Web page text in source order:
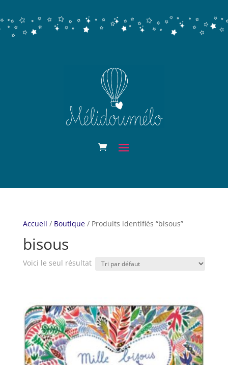
Accueil / Boutique/ Produits identifiés “bisous”
bisous
Voici le seul résultat